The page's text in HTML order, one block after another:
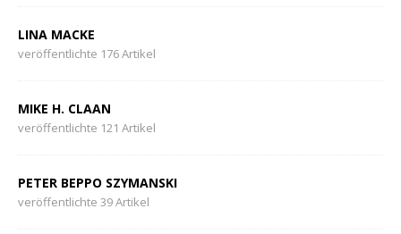
LINA MACKE
veröffentlichte 176 Artikel
MIKE H. CLAAN
veröffentlichte 121 Artikel
PETER BEPPO SZYMANSKI
veröffentlichte 39 Artikel